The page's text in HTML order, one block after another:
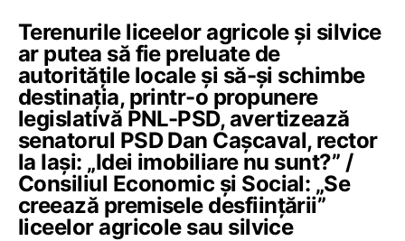
Terenurile liceelor agricole și silvice
ar putea să fie preluate de
autoritățile locale și să-și schimbe
destinația, printr-o propunere
legislativă PNL-PSD, avertizează
senatorul PSD Dan Cașcaval, rector
la Iași: „Idei imobiliare nu sunt?” /
Consiliul Economic și Social: „Se
creează premisele desființării”
liceelor agricole sau silvice